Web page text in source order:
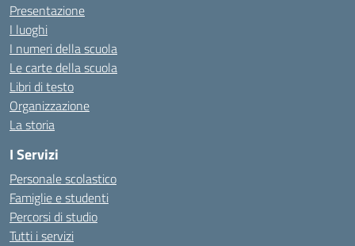
Presentazione
I luoghi
I numeri della scuola
Le carte della scuola
Libri di testo
Organizzazione
La storia
I Servizi
Personale scolastico
Famiglie e studenti
Percorsi di studio
Tutti i servizi